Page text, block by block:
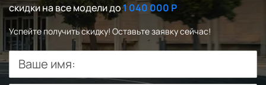
скидки на все модели до1 040 000 Р
Успейте получить скидку! Оставьте заявку сейчас!
Ваше имя: